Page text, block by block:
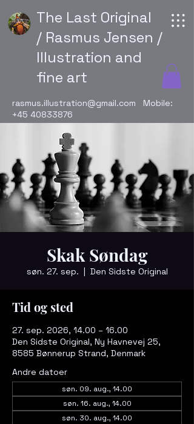
The Last Original
/ Rasmus Jensen /
Illustration and
fine art
rasmus.illustration@gmail.com Mobile:
+45 40833876
Skak Søndag
søn. 27. sep.
  |
Den Sidste Original
Tid og sted
27. sep. 2026, 14.00 – 16.00
Den Sidste Original, Ny Havnevej 25,
8585 Bønnerup Strand, Denmark
Andre datoer
søn. 09. aug., 14.00
søn. 16. aug., 14.00
søn. 30. aug., 14.00